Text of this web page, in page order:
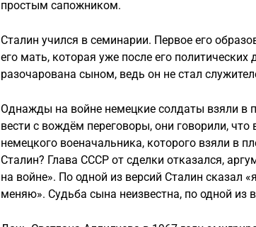
простым сапожником.
Сталин учился в семинарии. Первое его
его мать, которая уже после его политических
разочарована сыном, ведь он не стал
Однажды на войне немецкие солдаты взяли в
вести с вождём переговоры, они говорили,
немецкого военачальника, которого взяли в
Сталин? Глава СССР от сделки отказался,
на войне». По одной из версий Сталин сказал
меняю». Судьба сына неизвестна, по одной из